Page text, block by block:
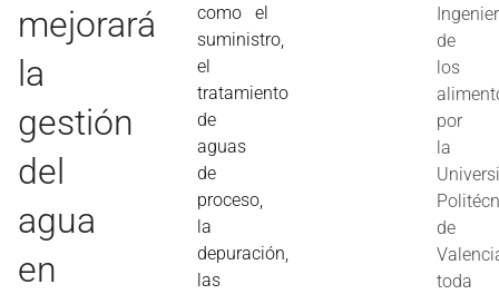
mejorará
la
gestión
del
agua
en
como el
suministro,
el
tratamiento
de
aguas
de
proceso,
la
depuración,
las
de
los
por
la
de
toda